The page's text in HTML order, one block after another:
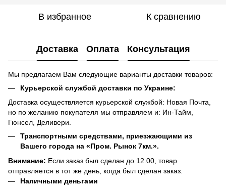
В избранное К сравнению
Доставка Оплата Консультация
Мы предлагаем Вам следующие варианты доставки товаров:
Курьерской службой доставки по Украине:
Доставка осуществляется курьерской службой: Новая Почта,
но по желанию покупателя мы отправляем и: Ин-Тайм,
Гюнсел, Деливери.
Транспортными средствами, приезжающими из
Вашего города на «Пром. Рынок 7км.».
Внимание: Если заказ был сделан до 12.00, товар
отправляется в тот же день, когда был сделан заказ.
Наличными деньгами